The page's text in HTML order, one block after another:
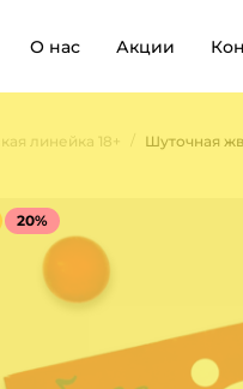
О нас Акции
линейка 18+ / Шуточная
20%